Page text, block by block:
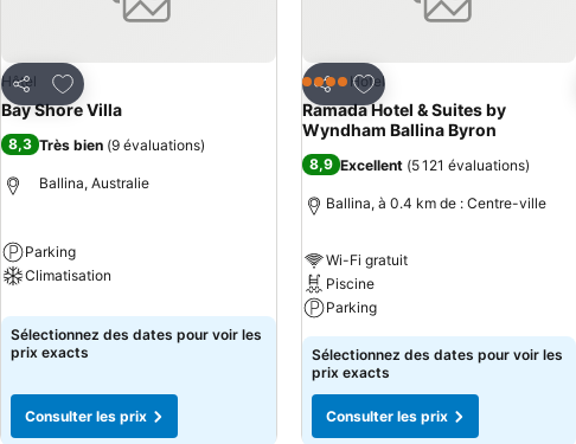
Partager
Ajouter à mes favoris
Hôtel
Bay Shore Villa
8,3 Très bien (9 évaluations)
Ballina, Australie
Parking
Climatisation
Sélectionnez des dates pour voir les
prix exacts
Consulter les prix
Partager
Ajouter à mes favoris
4 ÉtoilesHôtel
Ramada Hotel & Suites by
Wyndham Ballina Byron
8,9 Excellent (5 121 évaluations)
Ballina, à 0.4 km de : Centre-ville
Wi-Fi gratuit
Piscine
Parking
Sélectionnez des dates pour voir les
prix exacts
Consulter les prix